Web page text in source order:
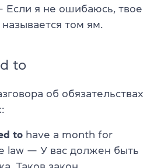
Если я не ошибаюсь, твое
том ям.
to
об обязательствах
to have a month for
law — У вас должен быть